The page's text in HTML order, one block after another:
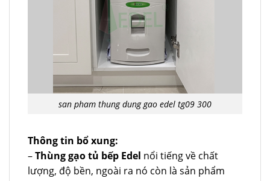
san pham thung dung gao edel tg09 300
Thông tin bổ xung:
–Thùng gạo tủ bếp Edel nổi tiếng về chất
lượng, độ bền, ngoài ra nó còn là sản phẩm